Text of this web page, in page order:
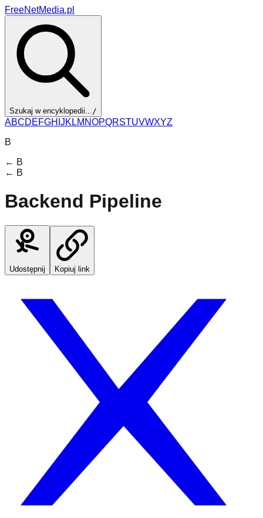
FreeNetMedia.pl
Szukaj w encyklopedii.../
ABCDEFGH JK LM NOPQRSTUVWXYZ
B
← B
← B
Backend Pipeline
Udostępnij Kopiuj link